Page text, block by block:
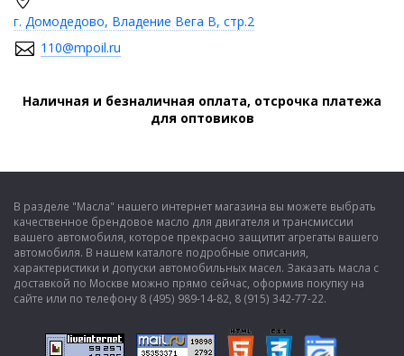
г. Домодедово, Владение Вега В, стр.2
110@mpoil.ru
Наличная и безналичная оплата, отсрочка платежа
для оптовиков
В разделе "Масла" нашего интернет магазина вы можете выбрать
качественное брендовое масло для двигателя и трансмиссии
вашего автомобиля, которое прекрасно защитит агрегаты вашего
автомобиля. В нашем каталоге подробные описания,
характеристики и допуски автомобильных масел. Заказать масла с
доставкой по Москве можно прямо сейчас, оформив покупку на
сайте или по телефону 8 (495) 989-14-82, 8 (915) 342-77-22.